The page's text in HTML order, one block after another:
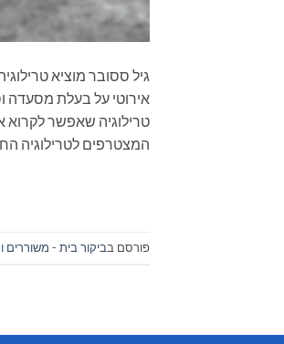
גיל ססובר מוציא
אירוטי על בעלת מסעדה
המצטרפים לטרילוגיה
פורסם בביקור בית - משוררים